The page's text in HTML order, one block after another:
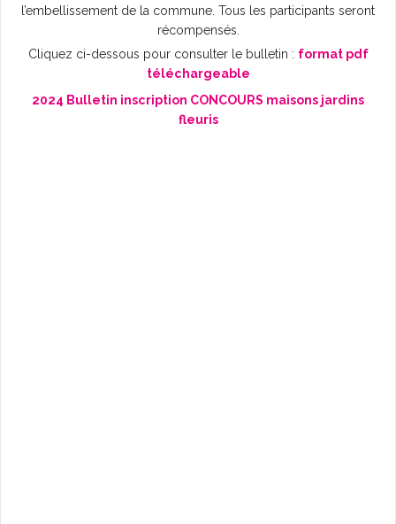
l’embellissement de la commune. Tous les participants seront
récompensés.
Cliquez ci-dessous pour consulter le bulletin : format pdf
téléchargeable
2024 Bulletin inscription CONCOURS maisons jardins
fleuris